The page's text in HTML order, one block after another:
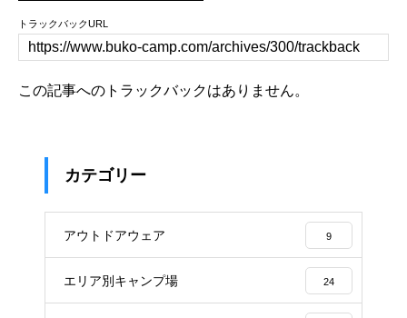
トラックバックURL
この記事へのトラックバックはありません。
カテゴリー
アウトドアウェア 9
エリア別キャンプ場 24